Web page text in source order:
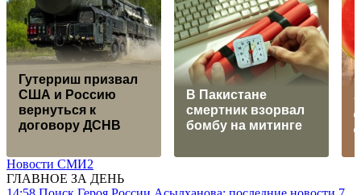
Гутерриш призвал
США и Россию
вернуться к
договору ДСНВ
В Пакистане
смертник взорвал
бомбу на митинге
Новости СМИ2
ГЛАВНОЕ ЗА ДЕНЬ